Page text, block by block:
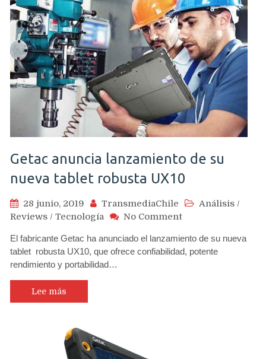
Getac anuncia lanzamiento de su
nueva tablet robusta UX10
28 junio, 2019 TransmediaChile Análisis /
Reviews / Tecnología No Commenton
anuncia
lanzamiento
El fabricante Getac ha anunciado el lanzamiento de su nueva
tablet robusta UX10, que ofrece confiabilidad, potente
rendimiento y portabilidad…
Lee más